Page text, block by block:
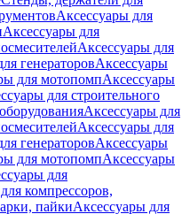
Аксессуары для
Аксессуары для
Аксессуары для
генераторовАксессуары
для мотопомпАксессуары
для строительного
Аксессуары для
Аксессуары для
генераторовАксессуары
для мотопомпАксессуары
для
компрессоров,
пайкиАксессуары для